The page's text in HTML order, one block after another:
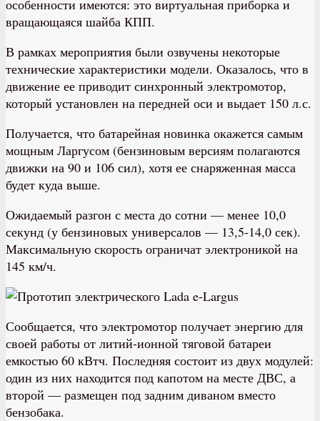
особенности имеются: это виртуальная приборка и
вращающаяся шайба КПП.
В рамках мероприятия были озвучены некоторые
технические характеристики модели. Оказалось, что в
движение ее приводит синхронный электромотор,
который установлен на передней оси и выдает 150 л.с.
Получается, что батарейная новинка окажется самым
мощным Ларгусом (бензиновым версиям полагаются
движки на 90 и 106 сил), хотя ее снаряженная масса
будет куда выше.
Ожидаемый разгон с места до сотни — менее 10,0
секунд (у бензиновых универсалов — 13,5-14,0 сек).
Максимальную скорость ограничат электроникой на
145 км/ч.
Сообщается, что электромотор получает энергию для
своей работы от литий-ионной тяговой батареи
емкостью 60 кВтч. Последняя состоит из двух модулей:
один из них находится под капотом на месте ДВС, а
второй — размещен под задним диваном вместо
бензобака.